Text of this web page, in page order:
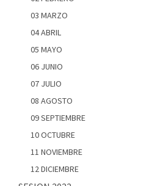
03 MARZO
04 ABRIL
05 MAYO
06 JUNIO
07 JULIO
08 AGOSTO
09 SEPTIEMBRE
10 OCTUBRE
11 NOVIEMBRE
12 DICIEMBRE